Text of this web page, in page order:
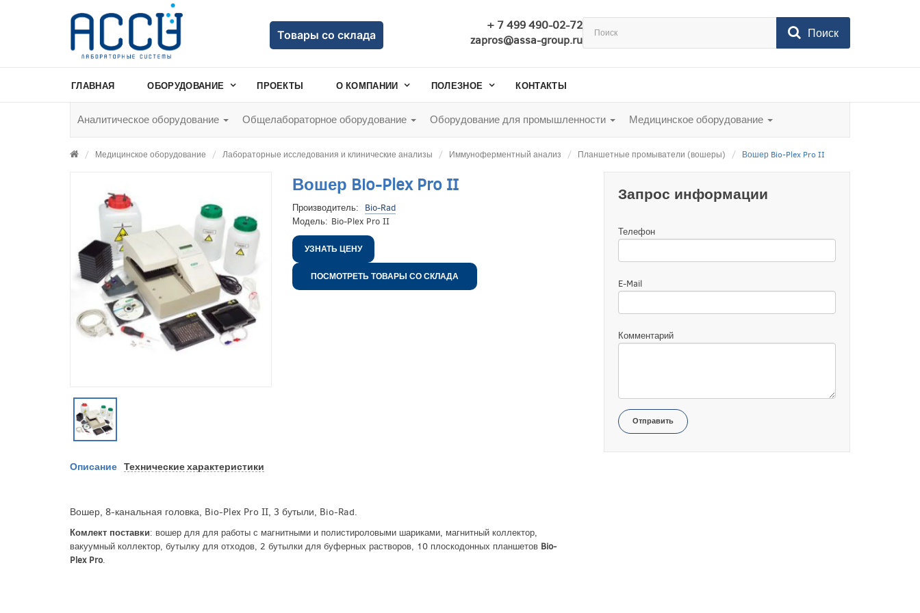
Товары со склада
+ 7 499 490-02-72
zapros@assa-group.ru
Поиск
ГЛАВНАЯ ОБОРУДОВАНИЕ ПРОЕКТЫ О КОМПАНИИ ПОЛЕЗНОЕ КОНТАКТЫ
Аналитическое оборудование Общелабораторное оборудование Оборудование для промышленности Медицинское оборудование
Медицинское оборудование Лабораторные исследования и клинические анализы Иммуноферментный анализ Планшетные промыватели (вошеры) Вошер Bio-Plex Pro II
Вошер Bio-Plex Pro II
Производитель:
Bio-Rad
Модель: Bio-Plex Pro II
УЗНАТЬ ЦЕНУ
ПОСМОТРЕТЬ ТОВАРЫ СО СКЛАДА
Описание Технические характеристики
Вошер, 8-канальная головка, Bio-Plex Pro II, 3 бутыли, Bio-Rad.
Комлект поставки: вошер для для работы с магнитными и полистироловыми шариками, магнитный коллектор,
вакуумный коллектор, бутылку для отходов, 2 бутылки для буферных растворов, 10 плоскодонных планшетов Bio-
Plex Pro.
Запрос информации
Телефон
E-Mail
Комментарий
Отправить